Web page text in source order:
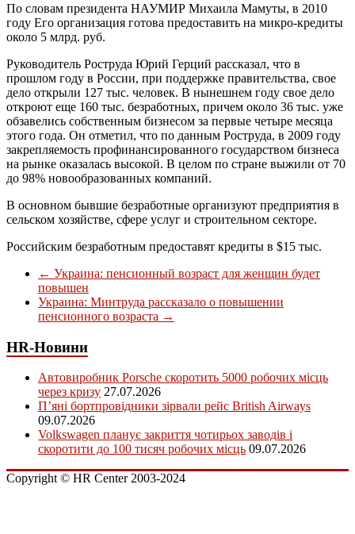
По словам президента НАУМИР Михаила Мамуты, в 2010
году Его организация готова предоставить на микро-кредиты
около 5 млрд. руб.
Руководитель Роструда Юрий Герций рассказал, что в
прошлом году в России, при поддержке правительства, свое
дело открыли 127 тыс. человек. В нынешнем году свое дело
откроют еще 160 тыс. безработных, причем около 36 тыс. уже
обзавелись собственным бизнесом за первые четыре месяца
этого года. Он отметил, что по данным Роструда, в 2009 году
закрепляемость профинансированного государством бизнеса
на рынке оказалась высокой. В целом по стране выжили от 70
до 98% новообразованных компаний.
В основном бывшие безработные организуют предприятия в
сельском хозяйстве, сфере услуг и строительном секторе.
Российским безработным предоставят кредиты в $15 тыс.
← Украина: пенсионный возраст для женщин будет
повышен
Украина: Минтруда рассказало о повышении
пенсионного возраста →
HR-Новини
Автовиробник Porsche скоротить 5000 робочих місць
через кризу 27.07.2026
П’яні бортпровідники зірвали рейс British Airways
09.07.2026
Volkswagen планує закриття чотирьох заводів і
скоротити до 100 тисяч робочих місць 09.07.2026
Copyright © HR Center 2003-2024